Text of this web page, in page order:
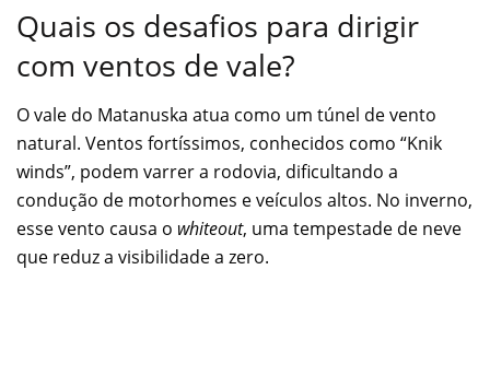
Quais os desafios para dirigir
com ventos de vale?
O vale do Matanuska atua como um túnel de vento
natural. Ventos fortíssimos, conhecidos como “Knik
winds”, podem varrer a rodovia, dificultando a
condução de motorhomes e veículos altos. No inverno,
esse vento causa o whiteout, uma tempestade de neve
que reduz a visibilidade a zero.